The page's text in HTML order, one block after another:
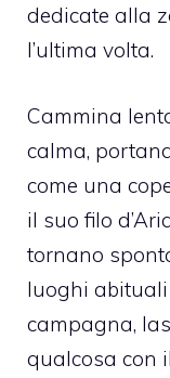
dedicate alla
l’ultima volta.
Cammina
calma,
come una
il suo filo
tornano
luoghi abituali
campagna,
qualcosa con